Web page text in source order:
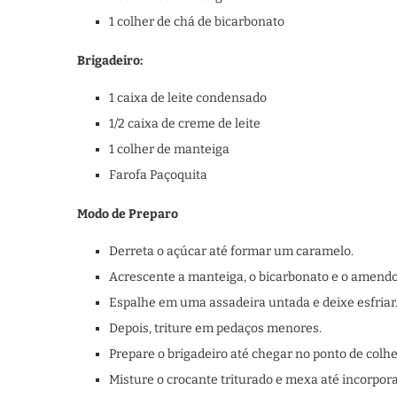
1 colher de chá de bicarbonato
Brigadeiro:
1 caixa de leite condensado
1/2 caixa de creme de leite
1 colher de manteiga
Farofa Paçoquita
Modo de Preparo
Derreta o açúcar até formar um caramelo.
Acrescente a manteiga, o bicarbonato e o
Espalhe em uma assadeira untada e deixe esfriar.
Depois, triture em pedaços menores.
Prepare o brigadeiro até chegar no ponto de
Misture o crocante triturado e mexa até